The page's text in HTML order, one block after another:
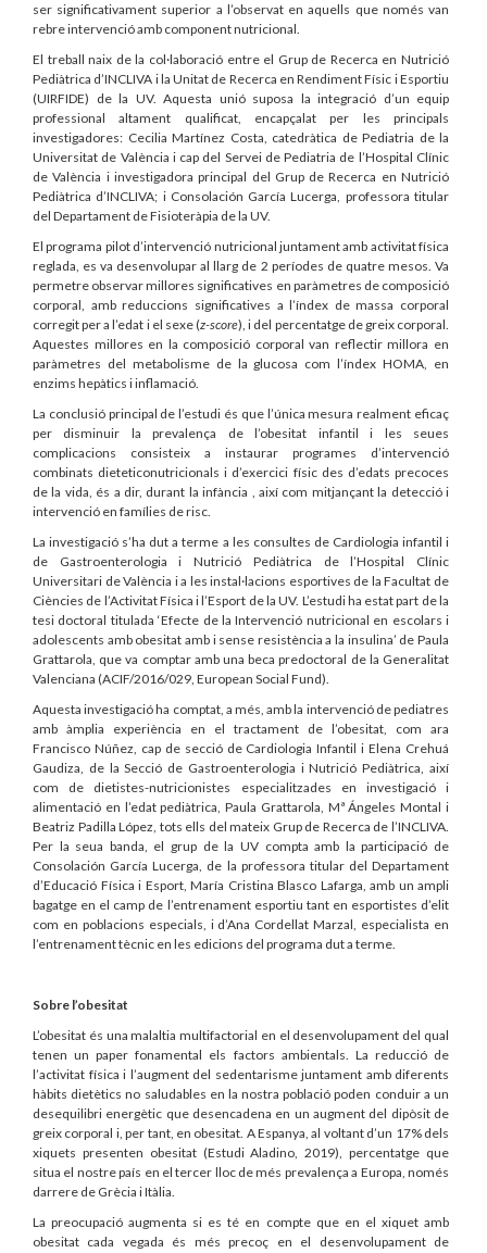
ser significativament superior a l’observat en aquells que només van
rebre intervenció amb component nutricional.
El treball naix de la col·laboració entre el Grup de Recerca en Nutrició
Pediàtrica d’INCLIVA i la Unitat de Recerca en Rendiment Físic i Esportiu
(UIRFIDE) de la UV. Aquesta unió suposa la integració d’un equip
professional altament qualificat, encapçalat per les principals
investigadores: Cecilia Martínez Costa, catedràtica de Pediatria de la
Universitat de València i cap del Servei de Pediatria de l’Hospital Clínic
de València i investigadora principal del Grup de Recerca en Nutrició
Pediàtrica d’INCLIVA; i Consolación García Lucerga, professora titular
del Departament de Fisioteràpia de la UV.
El programa pilot d’intervenció nutricional juntament amb activitat física
reglada, es va desenvolupar al llarg de 2 períodes de quatre mesos. Va
permetre observar millores significatives en paràmetres de composició
corporal, amb reduccions significatives a l’índex de massa corporal
corregit per a l’edat i el sexe (z-score), i del percentatge de greix corporal.
Aquestes millores en la composició corporal van reflectir millora en
paràmetres del metabolisme de la glucosa com l’índex HOMA, en
enzims hepàtics i inflamació.
La conclusió principal de l’estudi és que l’única mesura realment eficaç
per disminuir la prevalença de l’obesitat infantil i les seues
complicacions consisteix a instaurar programes d’intervenció
combinats dieteticonutricionals i d’exercici físic des d’edats precoces
de la vida, és a dir, durant la infància , així com mitjançant la detecció i
intervenció en famílies de risc.
La investigació s’ha dut a terme a les consultes de Cardiologia infantil i
de Gastroenterologia i Nutrició Pediàtrica de l’Hospital Clínic
Universitari de València i a les instal·lacions esportives de la Facultat de
Ciències de l’Activitat Física i l’Esport de la UV. L’estudi ha estat part de la
tesi doctoral titulada ‘Efecte de la Intervenció nutricional en escolars i
adolescents amb obesitat amb i sense resistència a la insulina’ de Paula
Grattarola, que va comptar amb una beca predoctoral de la Generalitat
Valenciana (ACIF/2016/029, European Social Fund).
Aquesta investigació ha comptat, a més, amb la intervenció de pediatres
amb àmplia experiència en el tractament de l’obesitat, com ara
Francisco Núñez, cap de secció de Cardiologia Infantil i Elena Crehuá
Gaudiza, de la Secció de Gastroenterologia i Nutrició Pediàtrica, així
com de dietistes-nutricionistes especialitzades en investigació i
alimentació en l’edat pediàtrica, Paula Grattarola, Mª Ángeles Montal i
Beatriz Padilla López, tots ells del mateix Grup de Recerca de l’INCLIVA.
Per la seua banda, el grup de la UV compta amb la participació de
Consolación García Lucerga, de la professora titular del Departament
d’Educació Física i Esport, María Cristina Blasco Lafarga, amb un ampli
bagatge en el camp de l’entrenament esportiu tant en esportistes d’elit
com en poblacions especials, i d’Ana Cordellat Marzal, especialista en
l’entrenament tècnic en les edicions del programa dut a terme.
Sobre l’obesitat
L’obesitat és una malaltia multifactorial en el desenvolupament del qual
tenen un paper fonamental els factors ambientals. La reducció de
l’activitat física i l’augment del sedentarisme juntament amb diferents
hàbits dietètics no saludables en la nostra població poden conduir a un
desequilibri energètic que desencadena en un augment del dipòsit de
greix corporal i, per tant, en obesitat. A Espanya, al voltant d’un 17% dels
xiquets presenten obesitat (Estudi Aladino, 2019), percentatge que
situa el nostre país en el tercer lloc de més prevalença a Europa, només
darrere de Grècia i Itàlia.
La preocupació augmenta si es té en compte que en el xiquet amb
obesitat cada vegada és més precoç en el desenvolupament de